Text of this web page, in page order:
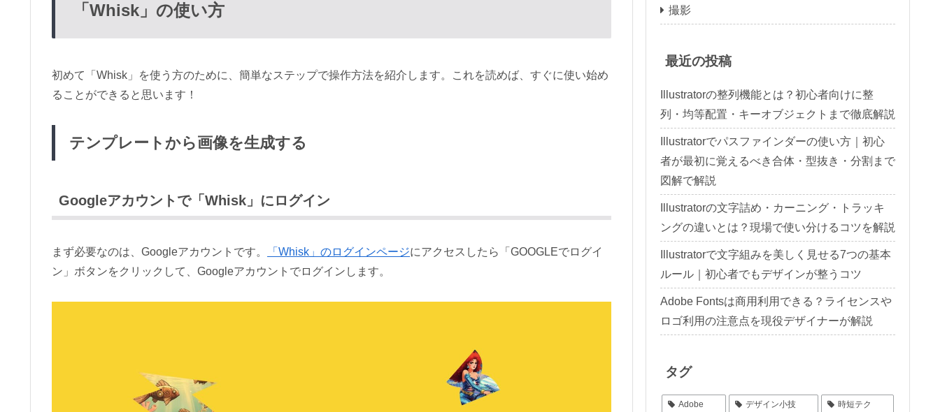
「Whisk」の使い方
初めて「Whisk」を使う方のために、簡単なステップで操作方法を紹介します。これを読めば、すぐに使い始め
ることができると思います！
テンプレートから画像を生成する
Googleアカウントで「Whisk」にログイン
まず必要なのは、Googleアカウントです。 「Whisk」のログインページにアクセスしたら「GOOGLEでログイ
ン」ボタンをクリックして、Googleアカウントでログインします。
撮影
最近の投稿
Illustratorの整列機能とは？初心者向けに整
列・均等配置・キーオブジェクトまで徹底解説
Illustratorでパスファインダーの使い方｜初心
者が最初に覚えるべき合体・型抜き・分割まで
図解で解説
Illustratorの文字詰め・カーニング・トラッキ
ングの違いとは？現場で使い分けるコツを解説
Illustratorで文字組みを美しく見せる7つの基本
ルール｜初心者でもデザインが整うコツ
Adobe Fontsは商用利用できる？ライセンスや
ロゴ利用の注意点を現役デザイナーが解説
タグ
Adobe デザイン小技 時短テク